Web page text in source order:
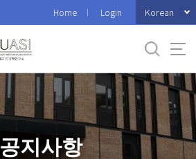
Home Login Korean
공지사항